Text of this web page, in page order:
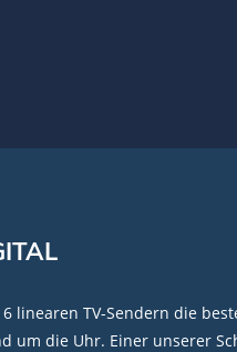
6 linearen TV-Sendern die
um die Uhr. Einer unserer